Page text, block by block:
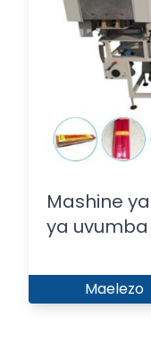
Mashine
ya uvumba
Maelezo